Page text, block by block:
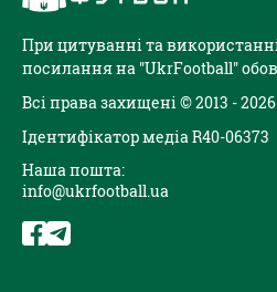
При цитуванні та
посилання на "UkrFootball"
Всі права захищені © 2013 -
Ідентифікатор медіа R40-06373
Наша пошта:
info@ukrfootball.ua